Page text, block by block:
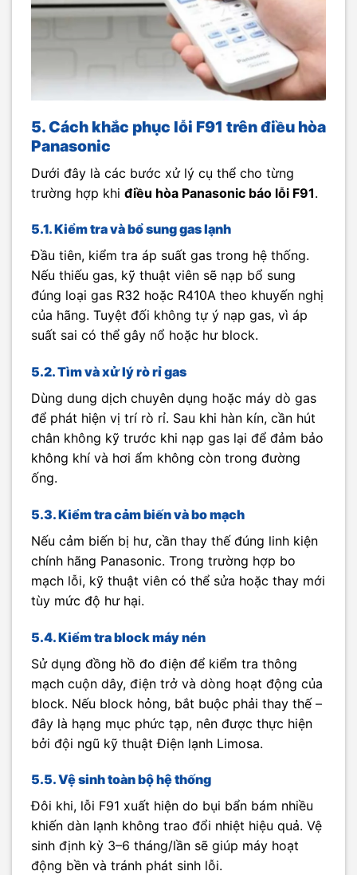
5. Cách khắc phục lỗi F91 trên điều hòa
Panasonic
Dưới đây là các bước xử lý cụ thể cho từng
trường hợp khi điều hòa Panasonic báo lỗi F91.
5.1. Kiểm tra và bổ sung gas lạnh
Đầu tiên, kiểm tra áp suất gas trong hệ thống.
Nếu thiếu gas, kỹ thuật viên sẽ nạp bổ sung
đúng loại gas R32 hoặc R410A theo khuyến nghị
của hãng. Tuyệt đối không tự ý nạp gas, vì áp
suất sai có thể gây nổ hoặc hư block.
5.2. Tìm và xử lý rò rỉ gas
Dùng dung dịch chuyên dụng hoặc máy dò gas
để phát hiện vị trí rò rỉ. Sau khi hàn kín, cần hút
chân không kỹ trước khi nạp gas lại để đảm bảo
không khí và hơi ẩm không còn trong đường
ống.
5.3. Kiểm tra cảm biến và bo mạch
Nếu cảm biến bị hư, cần thay thế đúng linh kiện
chính hãng Panasonic. Trong trường hợp bo
mạch lỗi, kỹ thuật viên có thể sửa hoặc thay mới
tùy mức độ hư hại.
5.4. Kiểm tra block máy nén
Sử dụng đồng hồ đo điện để kiểm tra thông
mạch cuộn dây, điện trở và dòng hoạt động của
block. Nếu block hỏng, bắt buộc phải thay thế –
đây là hạng mục phức tạp, nên được thực hiện
bởi đội ngũ kỹ thuật Điện lạnh Limosa.
5.5. Vệ sinh toàn bộ hệ thống
Đôi khi, lỗi F91 xuất hiện do bụi bẩn bám nhiều
khiến dàn lạnh không trao đổi nhiệt hiệu quả. Vệ
sinh định kỳ 3–6 tháng/lần sẽ giúp máy hoạt
động bền và tránh phát sinh lỗi.